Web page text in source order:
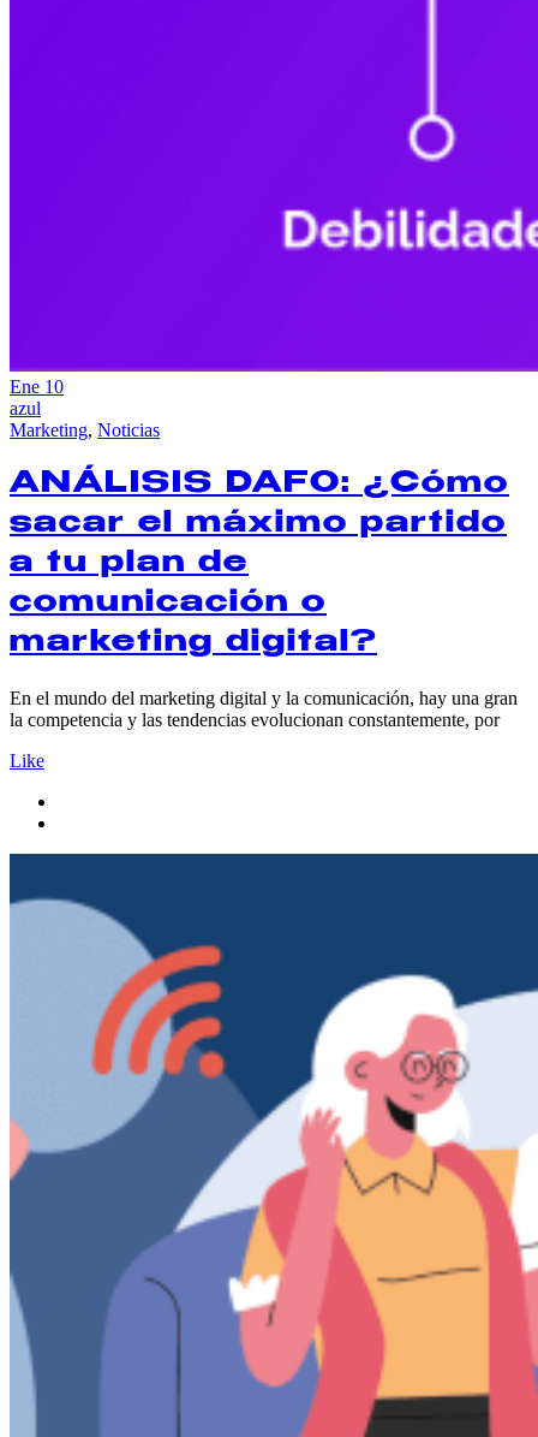
Ene 10
azul
Marketing, Noticias
ANÁLISIS DAFO: ¿Cómo
sacar el máximo partido
a tu plan de
comunicación o
marketing digital?
En el mundo del marketing digital y la comunicación, hay una gran
la competencia y las tendencias evolucionan constantemente, por
Like